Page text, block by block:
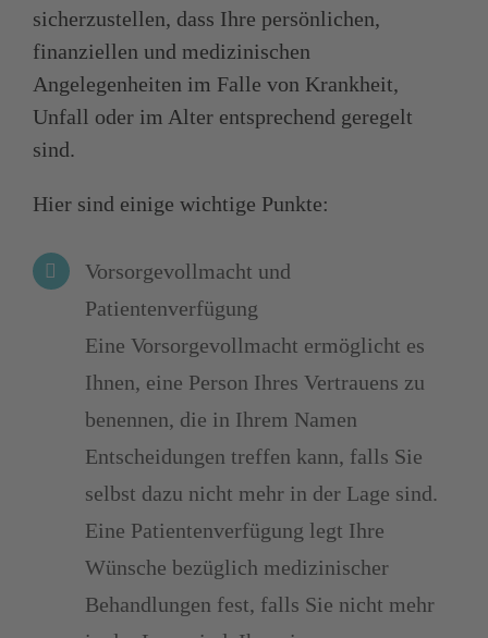
sicherzustellen, dass Ihre persönlichen,
finanziellen und medizinischen
Angelegenheiten im Falle von Krankheit,
Unfall oder im Alter entsprechend geregelt
sind.
Hier sind einige wichtige Punkte:
Vorsorgevollmacht und
Patientenverfügung
Eine Vorsorgevollmacht ermöglicht es
Ihnen, eine Person Ihres Vertrauens zu
benennen, die in Ihrem Namen
Entscheidungen treffen kann, falls Sie
selbst dazu nicht mehr in der Lage sind.
Eine Patientenverfügung legt Ihre
Wünsche bezüglich medizinischer
Behandlungen fest, falls Sie nicht mehr